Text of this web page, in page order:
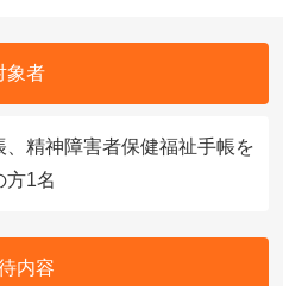
象者
精神障害者保健福祉手帳を
方1名
内容